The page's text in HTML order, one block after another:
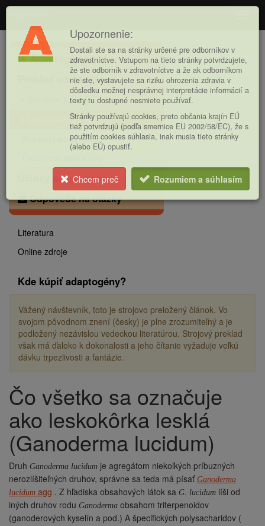
Adaptogény
Hlavná
ponukaAdaptogény
Prehľad adaptogénov
Ženšen pravý
Lesklokôrka lesklá
Ako lesklokôrku užívať
Pestovanie lesklokôrky
Účinky adaptogénov
Odpovede na otázky
Literatura
Online zdroje
Kde kúpiť adaptogény?
Vážený návštevník, toto je strojovo preložený článok. Vo
svojom pôvodnom znení (česky) je plne zrozumiteľný a je
podložený nezávislou vedeckou literatúrou. Strojový preklad
však má ďaleko k dokonalosti a jeho čítanie vyžaduje veľkú
dávku trpezlivosti a fantázie.
Drobečková
navigace
Čo všetko sa označuje
ako leskokôrka lesklá
(Ganoderma lucidum)
Druh Ganoderma lucidum je agregátom niekoľkých príbuzných
nerozlíšiteľných druhov, správne sa teda má písať Ganoderma
lucidum agg . Z hľadiska obsahových látok sa G. lucidum líši od
iných druhov rodu Ganoderma obsahom triterpenoidov
(ganoderových kyselín a pod.) A špecifických polysacharidov (
Upozornenie:
Dostali ste sa na stránky určené pre odborníkov v
zdravotníctve. Vstupom na tieto stránky potvrdzujete,
že ste odborník v zdravotníctve a že ak odborníkom
nie ste, vystavujete sa riziku ohrozenia zdravia v
dôsledku možnej nesprávnej interpretácie informácií a
texty tu dostupné nesmiete používať.
Stránky používajú cookies, preto občania krajín EÚ
tiež potvrdzujú (podľa smernice EU 2002/58/EC), že s
použitím cookies súhlasia, inak musia tieto stránky
(alebo EÚ) opustiť.
Chcem preč Rozumiem a súhlasím